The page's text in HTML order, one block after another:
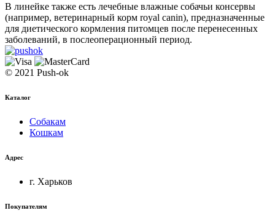
В линейке также есть лечебные влажные собачьи консервы
(например, ветеринарный корм royal canin), предназначенные
для диетического кормления питомцев после перенесенных
заболеваний, в послеоперационный период.
© 2021 Push-ok
Каталог
Собакам
Кошкам
Адрес
г. Харьков
Покупателям